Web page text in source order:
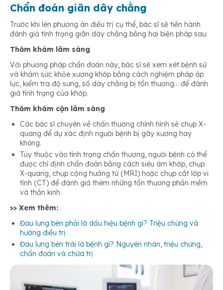
Chẩn đoán giãn dây chằng
Trước khi lên phương án điều trị cụ thể, bác sĩ sẽ tiến hành
đánh giá tình trạng giãn dây chằng bằng hai biện pháp sau:
Thăm khám lâm sàng
Với phương pháp chẩn đoán này, bác sĩ sẽ xem xét bệnh sử
và khám sức khỏe xương khớp bằng cách nghiệm pháp áp
lực, kiểm tra độ sưng, số dây chằng bị tổn thương… để đánh
giá tình trạng của khớp.
Thăm khám cận lâm sàng
Các bác sĩ chuyên về chấn thương chỉnh hình sẽ chụp X-
quang để dự xác định người bệnh bị gãy xương hay
không.
Tùy thuộc vào tình trạng chấn thương, người bệnh có thể
được chỉ định chẩn đoán bằng cách siêu âm khớp, chụp
X-quang, chụp cộng hưởng từ (MRI) hoặc chụp cắt lớp vi
tính (CT) để đánh giá thêm những tổn thương phần mềm
và thần kinh.
>> Xem thêm:
Đau lưng bên phải là dấu hiệu bệnh gì? Triệu chứng và
hướng điều trị
Đau lưng bên trái là bệnh gì? Nguyên nhân, triệu chứng,
chẩn đoán và chữa trị